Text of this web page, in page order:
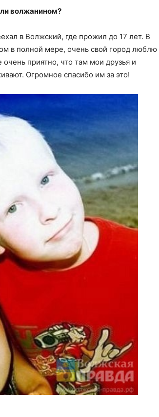
волжанином?
в Волжский, где прожил до 17 лет. В
в полной мере, очень свой город люблю
приятно, что там мои друзья и
Огромное спасибо им за это!